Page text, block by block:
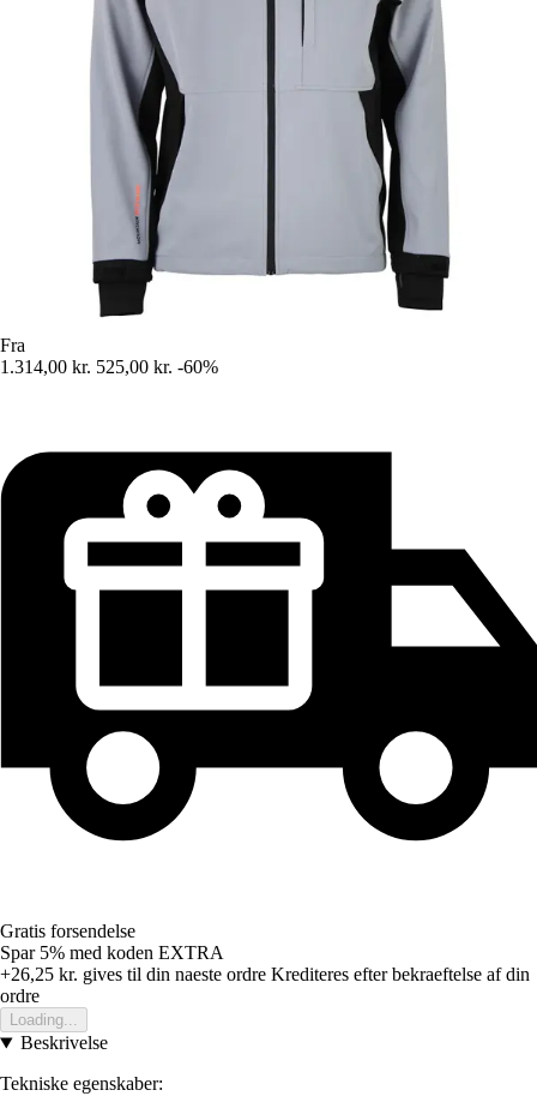
Fra
1.314,00 kr. 525,00 kr. -60%
Gratis forsendelse
Spar 5% med koden EXTRA
+26,25 kr. gives til din naeste ordre Krediteres efter bekraeftelse af din
ordre
Loading...
Beskrivelse
Tekniske egenskaber: